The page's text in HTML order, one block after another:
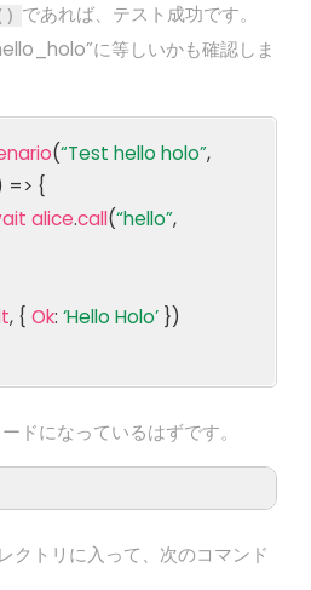
であれば、テスト成功です。
に等しいかも確認しま
(“Test hello holo”,
=> {
alice.call(“hello”,
, {Ok:‘Hello Holo’ })
ドになっているはずです。
クトリに入って、次のコマンド